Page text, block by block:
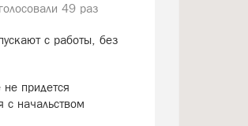
49 раз
с работы, без
придется
с начальством